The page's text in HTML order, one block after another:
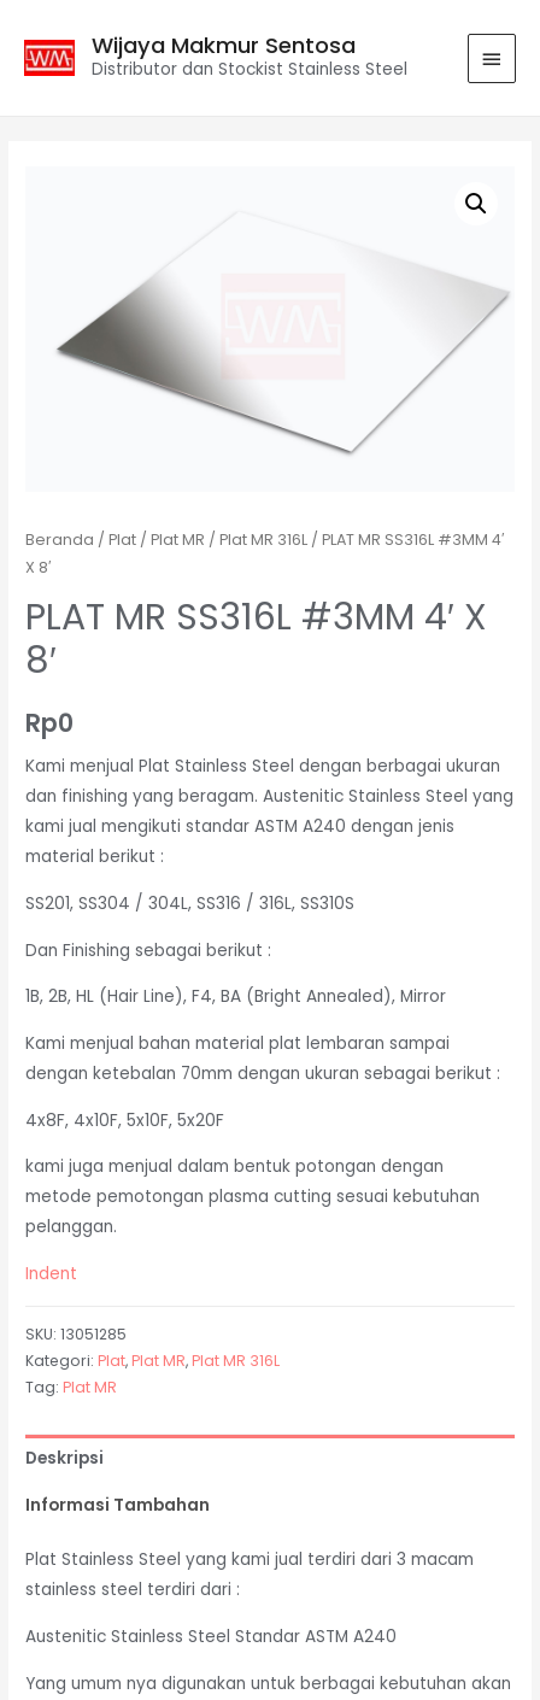
Wijaya Makmur Sentosa
Distributor dan Stockist Stainless Steel
Beranda /Plat /Plat MR /Plat MR 316L / PLAT MR SS316L #3MM 4′
X 8′
PLAT MR SS316L #3MM 4′ X
8′
Rp0
Kami menjual Plat Stainless Steel dengan berbagai ukuran
dan finishing yang beragam. Austenitic Stainless Steel yang
kami jual mengikuti standar ASTM A240 dengan jenis
material berikut :
SS201, SS304 / 304L, SS316 / 316L, SS310S
Dan Finishing sebagai berikut :
1B, 2B, HL (Hair Line), F4, BA (Bright Annealed), Mirror
Kami menjual bahan material plat lembaran sampai
dengan ketebalan 70mm dengan ukuran sebagai berikut :
4x8F, 4x10F, 5x10F, 5x20F
kami juga menjual dalam bentuk potongan dengan
metode pemotongan plasma cutting sesuai kebutuhan
pelanggan.
Indent
SKU:13051285
Kategori: Plat, Plat MR, Plat MR 316L
Tag: Plat MR
Deskripsi
Informasi Tambahan
Plat Stainless Steel yang kami jual terdiri dari 3 macam
stainless steel terdiri dari :
Austenitic Stainless Steel Standar ASTM A240
Yang umum nya digunakan untuk berbagai kebutuhan akan